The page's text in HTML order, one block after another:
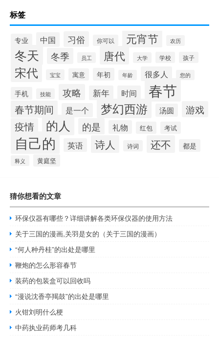
标签
专业 中国 习俗 你可以 元宵节 农历
冬天 冬季 员工 唐代 大学 学校 孩子
宋代 宝宝 寓意 年初 年龄 很多人 您的
手机 技能 攻略 新年 时间 春节
春节期间 是一个 梦幻西游 汤圆 游戏
疫情 的人 的是 礼物 红包 考试
自己的 英语 诗人 诗词 还不 都是
释义 黄庭坚
猜你想看的文章
环保仪器有哪些？详细讲解各类环保仪器的使用方法
关于三国的漫画,关羽是女的（关于三国的漫画）
“何人种丹桂”的出处是哪里
鞭炮的怎么形容春节
装药的包装盒可以回收吗
“漫说沈香亭羯鼓”的出处是哪里
火钳刘明什么梗
中药执业药师考几科